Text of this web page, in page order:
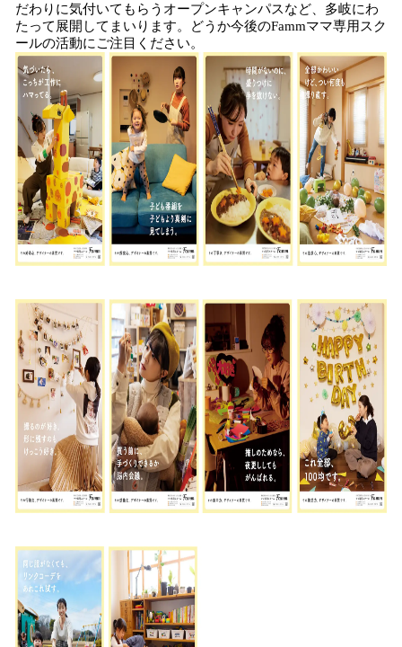
だわりに気付いてもらうオープンキャンパスなど、多岐にわ
たって展開してまいります。どうか今後のFammママ専用スク
ールの活動にご注目ください。